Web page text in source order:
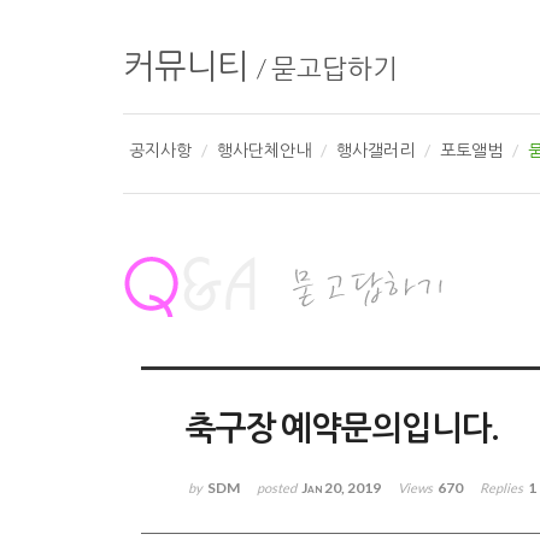
커뮤니티 /묻고답하기
공지사항 행사단체안내 행사갤러리 포토앨범
축구장 예약문의입니다.
by SDM posted Jan 20, 2019 Views 670 Replies 1